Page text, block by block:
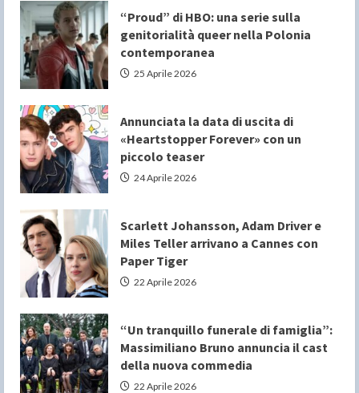
“Proud” di HBO: una serie sulla
genitorialità queer nella Polonia
contemporanea
25 Aprile 2026
Annunciata la data di uscita di
«Heartstopper Forever» con un
piccolo teaser
24 Aprile 2026
Scarlett Johansson, Adam Driver e
Miles Teller arrivano a Cannes con
Paper Tiger
22 Aprile 2026
“Un tranquillo funerale di famiglia”:
Massimiliano Bruno annuncia il cast
della nuova commedia
22 Aprile 2026